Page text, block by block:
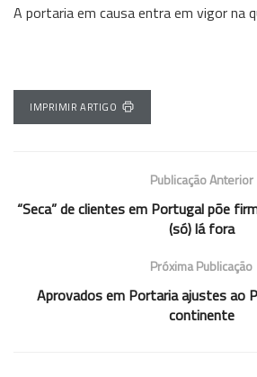
A portaria em causa entra em vigor na
IMPRIMIR ARTIGO
Publicação Anterior
“Seca” de clientes em Portugal põe
(só) lá fora
Próxima Publicação
Aprovados em Portaria ajustes ao
continente